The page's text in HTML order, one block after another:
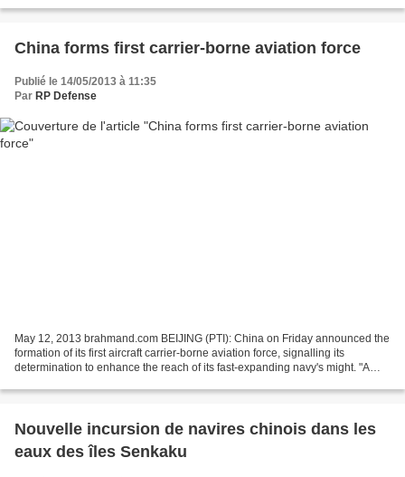
China forms first carrier-borne aviation force
Publié le 14/05/2013 à 11:35
Par RP Defense
May 12, 2013 brahmand.com BEIJING (PTI): China on Friday announced the
formation of its first aircraft carrier-borne aviation force, signalling its
determination to enhance the reach of its fast-expanding navy's might. "A
Nouvelle incursion de navires chinois dans les
eaux des îles Senkaku